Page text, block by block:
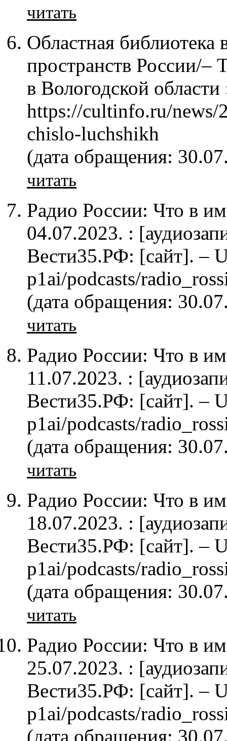
читать
Областная
пространств России/–
в Вологодской
https://cultinfo.ru/news/
chislo-luchshikh
(дата обращения:
читать
Радио России: Что в
04.07.2023. :
Вести35.РФ: [сайт]. –
p1ai/podcasts/
(дата обращения:
читать
Радио России: Что в
11.07.2023. :
Вести35.РФ: [сайт]. –
p1ai/podcasts/
(дата обращения:
читать
Радио России: Что в
18.07.2023. :
Вести35.РФ: [сайт]. –
p1ai/podcasts/
(дата обращения:
читать
Радио России: Что в
25.07.2023. :
Вести35.РФ: [сайт]. –
p1ai/podcasts/
(дата обращения: